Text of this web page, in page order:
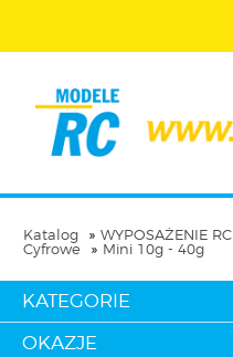
Katalog WYPOSAŻENIE RC
Cyfrowe
Mini 10g - 40g
KATEGORIE
OKAZJE